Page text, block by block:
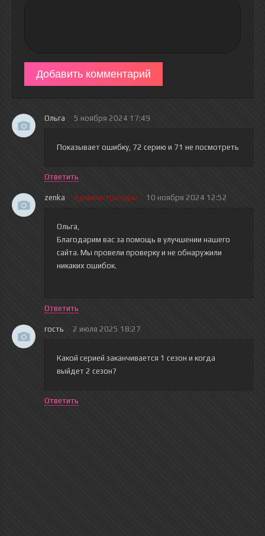
Добавить комментарий
Ольга 5 ноября 2024 17:49
Показывает ошибку, 72 серию и 71 не посмотреть
Ответить
zenka Администраторы 10 ноября 2024 12:52
Ольга,
Благодарим вас за помощь в улучшении нашего
сайта. Мы провели проверку и не обнаружили
никаких ошибок.
Ответить
гость 2 июля 2025 18:27
Какой серией заканчивается 1 сезон и когда
выйдет 2 сезон?
Ответить